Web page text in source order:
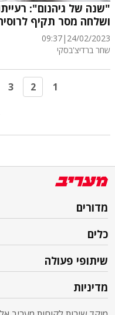
"שנה של גיהנום":
ושלחה מסר תקיף
24/02/2023
|
09:37
שחר ברדיצ'בסקי
3 2 1
מדורים
כלים
שיתופי פעולה
מדיניות